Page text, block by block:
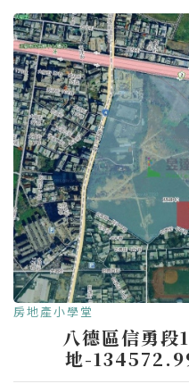
房地產小學堂
八德區信勇
地-